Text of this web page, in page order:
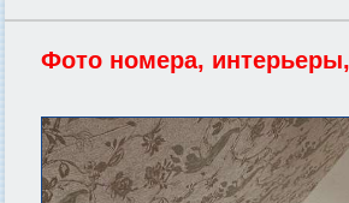
Фото номера,